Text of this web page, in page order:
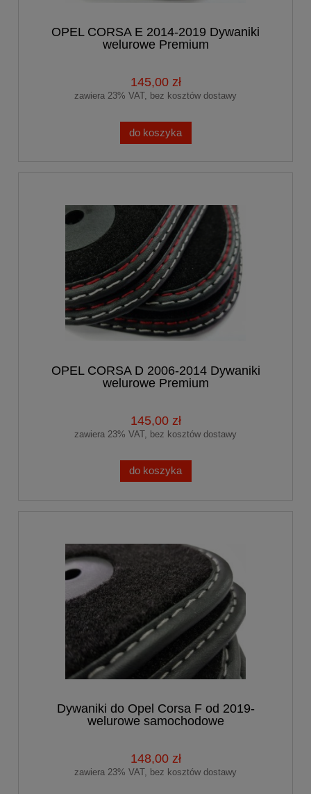
OPEL CORSA E 2014-2019 Dywaniki
welurowe Premium
145,00 zł
zawiera 23% VAT, bez kosztów dostawy
do koszyka
OPEL CORSA D 2006-2014 Dywaniki
welurowe Premium
145,00 zł
zawiera 23% VAT, bez kosztów dostawy
do koszyka
Dywaniki do Opel Corsa F od 2019-
welurowe samochodowe
148,00 zł
zawiera 23% VAT, bez kosztów dostawy